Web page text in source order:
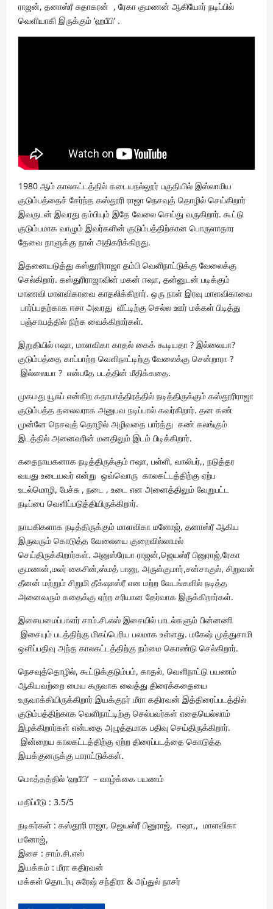
ராஜன், தனாஸ்ரீ சுதாகரன் , ரேகா குமணன் ஆகியோர் நடிப்பில்
வெளியாகி இருக்கும் ’ஹபீபி’ .
1980 ஆம் காலகட்டத்தில் கடையநல்லூர் பகுதியில் இஸ்லாமிய
குடும்பத்தைச் சேர்ந்த கஸ்தூரி ராஜா நெசவுத் தொழில் செய்கிறார்
இவருடன் இவரது தம்பியும் இதே வேலை செய்து வருகிறார். கூட்டு
குடும்பமாக வாழும் இவர்களின் குடும்பத்திற்கான பொருளாதார
தேவை நாளுக்கு நாள் அதிகரிக்கிறது.
இதனையடுத்து கஸ்தூரிராஜா தம்பி வெளிநாட்டுக்கு வேலைக்கு
செல்கிறார். கஸ்துரிராஜாவின் மகன் ஈஷா, தன்னுடன் படிக்கும்
மாணவி மாளவிகாவை காதலிக்கிறார். ஒரு நாள் இரவு மாளவிகாவை
பார்ப்பதற்காக ஈசா அவரது வீட்டிற்கு செல்ல ஊர் மக்கள் பிடித்து
பஞ்சாயத்தில் நிற்க வைக்கிறார்கள்.
இறுதியில் ஈஷா, மாளவிகா காதல் கைக் கூடியதா ? இல்லையா?
குடும்பத்தை காப்பாற்ற வெளிநாட்டிற்கு வேலைக்கு சென்றாரா ?
இல்லையா ? என்பதே படத்தின் மீதிக்கதை.
முகமது யூசுப் என்கிற கதாபாத்திரத்தில் நடித்திருக்கும் கஸ்தூரிராஜா
குடும்பத்த தலைவராக அனுபவ நடிப்பால் கவர்கிறார். தன கண்
முன்னே நெசவுத் தொழில் அழிவதை பார்த்து கண் கலங்கும்
இடத்தில் அனைவரின் மனதிலும் இடம் பிடிக்கிறார்.
கதைநாயகனாக நடித்திருக்கும் ஈஷா, பள்ளி, வாலிபர்,, நடுத்தர
வயது உடையவர் என்று ஒவ்வொரு காலகட்டத்திற்கு ஏற்ப
உடல்மொழி, பேச்சு , நடை , உடை என அனைத்திலும் வேறுபட்ட
நடிப்பை வெளிப்படுத்தியிருக்கிறார்.
நாயகிகளாக நடித்திருக்கும் மாளவிகா மனோஜ், தனாஸ்ரீ ஆகிய
இருவரும் கொடுத்த வேலையை குறைவில்லாமல்
செய்திருக்கிறார்கள். அனுஸ்ரேயா ராஜன்,ஜெயஸ்ரீ பினுராஜ்,ரேகா
குமணன்,மலர் கைசின்,ஸ்மத் பானு, அருள்குமார்,சன்சாகுல், சிறுவன்
தீனன் மற்றும் சிறுமி தீக்‌ஷாஸ்ரீ என மற்ற வேடங்களில் நடித்த
அனைவரும் கதைக்கு ஏற்ற சரியான தேர்வாக இருக்கிறார்கள்.
இசையமைப்பாளர் சாம்.சி.எஸ் இசையில் பாடல்களும் பின்னணி
இசையும் படத்திற்கு மிகப்பெரிய பலமாக உள்ளது. மகேஷ் முத்துசாமி
ஒளிப்பதிவு அந்த காலகட்டத்திற்கு நம்மை கொண்டு செல்கிறார்.
நெசவுத்தொழில், கூட்டுக்குடும்பம், காதல், வெளிநாட்டு பயணம்
ஆகியவற்றை மைய கருவாக வைத்து திரைக்கதையை
உருவாக்கியிருக்கிறார் இயக்குநர் மீரா கதிரவன் இத்திரைப்படத்தில்
குடும்பத்திற்காக வெளிநாட்டிற்கு செல்பவர்கள் எதையெல்லாம்
இழக்கிறார்கள் என்பதை அழுத்தமாக பதிவு செய்திருக்கிறார்.
இன்றைய காலகட்டத்திற்கு ஏற்ற திரைப்படத்தை கொடுத்த
இயக்குனருக்கு பாராட்டுக்கள்.
மொத்தத்தில் ’ஹபீபி’ – வாழ்க்கை பயணம்
மதிப்பீடு : 3.5/5
நடிகர்கள் : கஸ்தூரி ராஜா, ஜெயஸ்ரீ பினுராஜ், ஈஷா,, மாளவிகா
மனோஜ்,
இசை : சாம்.சி.எஸ்
இயக்கம் : மீரா கதிரவன்
மக்கள் தொடர்பு சுரேஷ் சந்திரா & அப்துல் நாசர்